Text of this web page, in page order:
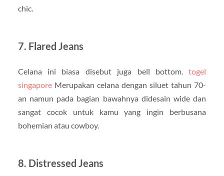
chic.
7. Flared Jeans
Celana ini biasa disebut juga bell bottom.togel
singaporeMerupakan celana dengan siluet tahun 70-
an namun pada bagian bawahnya didesain wide dan
sangat cocok untuk kamu yang ingin berbusana
bohemian atau cowboy.
8. Distressed Jeans